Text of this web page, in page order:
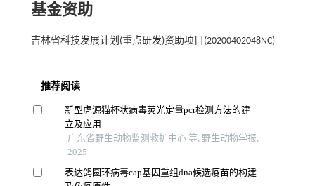
基金资助
吉林省科技发展计划(重点研发)资助项目(20200402048NC)